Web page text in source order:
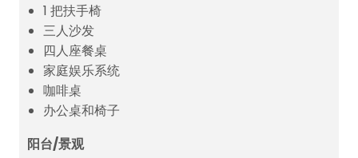
1 把扶手椅
三人沙发
四人座餐桌
家庭娱乐系统
咖啡桌
办公桌和椅子
阳台/景观